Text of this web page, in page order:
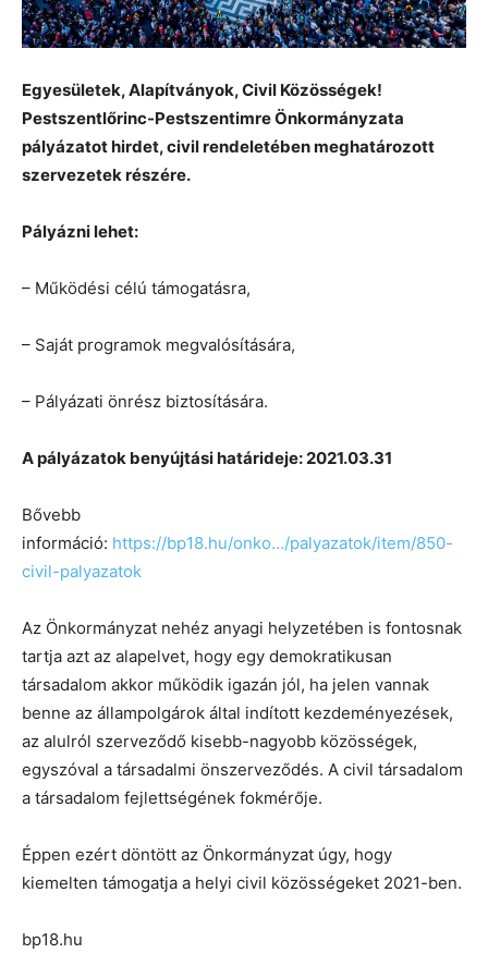
Egyesületek, Alapítványok, Civil Közösségek!
Pestszentlőrinc-Pestszentimre Önkormányzata
pályázatot hirdet, civil rendeletében meghatározott
szervezetek részére.
Pályázni lehet:
– Működési célú támogatásra,
– Saját programok megvalósítására,
– Pályázati önrész biztosítására.
A pályázatok benyújtási határideje: 2021.03.31
Bővebb
információ: https://bp18.hu/onko…/palyazatok/item/850-
civil-palyazatok
Az Önkormányzat nehéz anyagi helyzetében is fontosnak
tartja azt az alapelvet, hogy egy demokratikusan
társadalom akkor működik igazán jól, ha jelen vannak
benne az állampolgárok által indított kezdeményezések,
az alulról szerveződő kisebb-nagyobb közösségek,
egyszóval a társadalmi önszerveződés. A civil társadalom
a társadalom fejlettségének fokmérője.
Éppen ezért döntött az Önkormányzat úgy, hogy
kiemelten támogatja a helyi civil közösségeket 2021-ben.
bp18.hu